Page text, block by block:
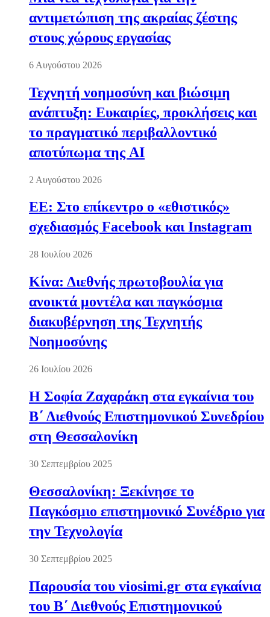
αντιμετώπιση της ακραίας ζέστης
στους χώρους εργασίας
6 Αυγούστου 2026
Τεχνητή νοημοσύνη και βιώσιμη
ανάπτυξη: Ευκαιρίες, προκλήσεις και
το πραγματικό περιβαλλοντικό
αποτύπωμα της AI
2 Αυγούστου 2026
ΕΕ: Στο επίκεντρο ο «εθιστικός»
σχεδιασμός Facebook και Instagram
28 Ιουλίου 2026
Κίνα: Διεθνής πρωτοβουλία για
ανοικτά μοντέλα και παγκόσμια
διακυβέρνηση της Τεχνητής
Νοημοσύνης
26 Ιουλίου 2026
Η Σοφία Ζαχαράκη στα εγκαίνια του
Β΄ Διεθνούς Επιστημονικού Συνεδρίου
στη Θεσσαλονίκη
30 Σεπτεμβρίου 2025
Θεσσαλονίκη: Ξεκίνησε το
Παγκόσμιο επιστημονικό Συνέδριο για
την Τεχνολογία
30 Σεπτεμβρίου 2025
Παρουσία του viosimi.gr στα εγκαίνια
του Β΄ Διεθνούς Επιστημονικού